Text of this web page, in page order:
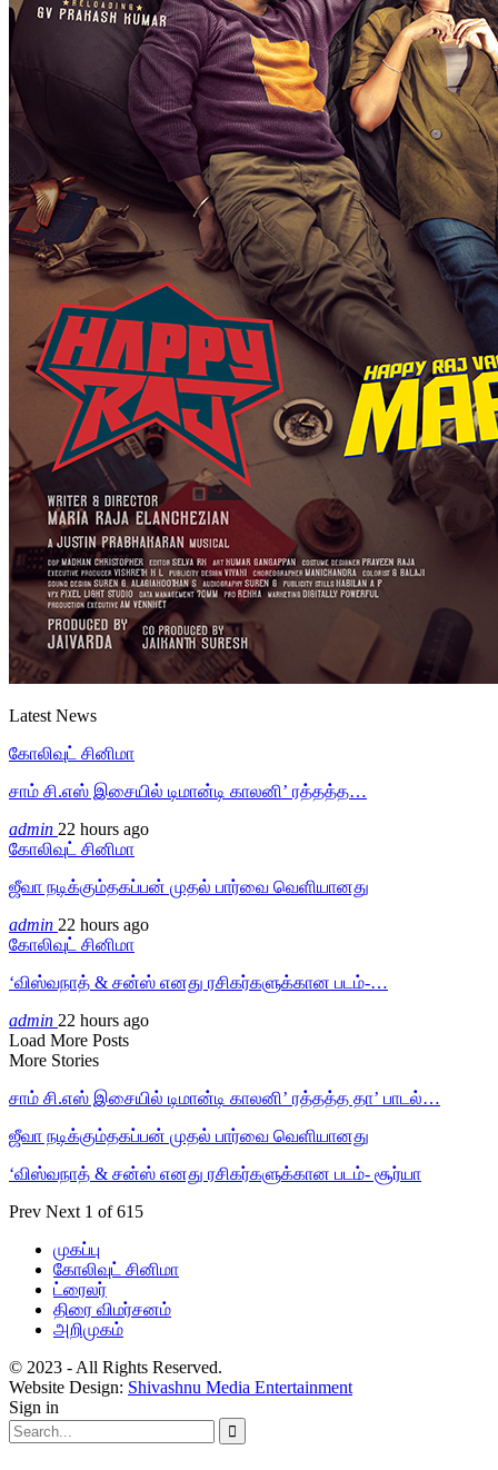
Latest News
கோலிவுட் சினிமா
சாம் சி.எஸ் இசையில் டிமான்டி காலனி’ ரத்தத்த…
admin 22 hours ago
கோலிவுட் சினிமா
ஜீவா நடிக்கும்தகப்பன் முதல் பார்வை வெளியானது
admin 22 hours ago
கோலிவுட் சினிமா
‘விஸ்வநாத் & சன்ஸ் எனது ரசிகர்களுக்கான படம்-…
admin 22 hours ago
Load More Posts
More Stories
சாம் சி.எஸ் இசையில் டிமான்டி காலனி’ ரத்தத்த தா’ பாடல்…
ஜீவா நடிக்கும்தகப்பன் முதல் பார்வை வெளியானது
‘விஸ்வநாத் & சன்ஸ் எனது ரசிகர்களுக்கான படம்- சூர்யா
Prev Next 1 of 615
முகப்பு
கோலிவுட் சினிமா
ட்ரைலர்
திரை விமர்சனம்
அறிமுகம்
© 2023 - All Rights Reserved.
Website Design: Shivashnu Media Entertainment
Sign in